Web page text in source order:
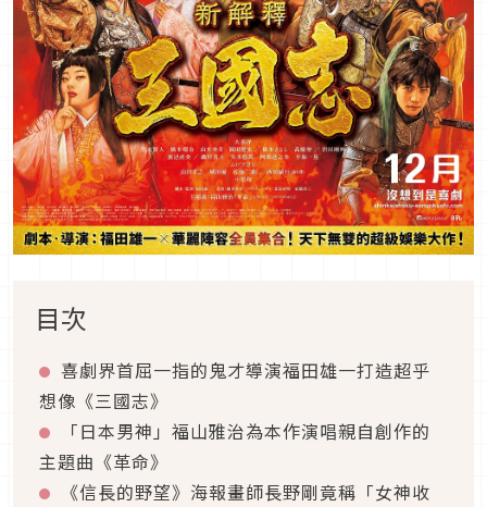
目次
喜劇界首屈一指的鬼才導演福田雄一打造超乎
想像《三國志》
「日本男神」福山雅治為本作演唱親自創作的
主題曲《革命》
《信長的野望》海報畫師長野剛竟稱「女神收